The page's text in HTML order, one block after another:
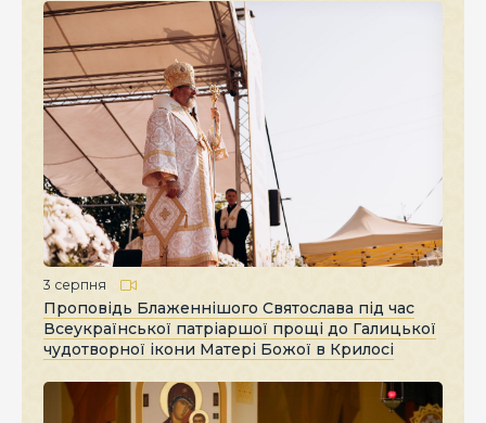
3 серпня
Проповідь Блаженнішого Святослава під час
Всеукраїнської патріаршої прощі до Галицької
чудотворної ікони Матері Божої в Крилосі